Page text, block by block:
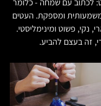
ומספקת. העטים
נקי, פשוט ומינימליסטי.
זה בעצם להביע.